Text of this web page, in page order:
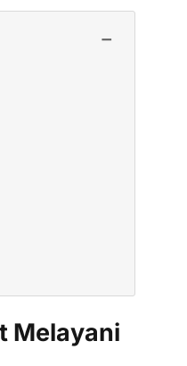
−
Melayani